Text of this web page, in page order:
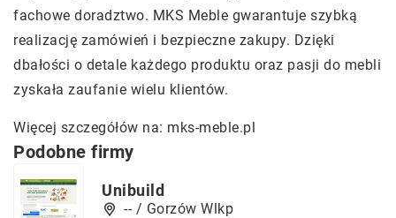
fachowe doradztwo. MKS Meble gwarantuje szybką
realizację zamówień i bezpieczne zakupy. Dzięki
dbałości o detale każdego produktu oraz pasji do mebli
zyskała zaufanie wielu klientów.
Więcej szczegółów na: mks-meble.pl
Podobne firmy
Unibuild
-- / Gorzów Wlkp